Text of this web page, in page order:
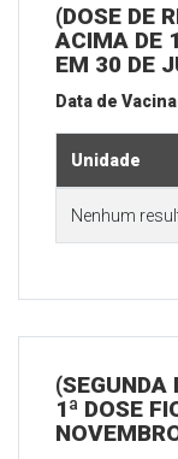
(DOSE DE
ACIMA DE
EM 30 DE
Data de
Unidade
Nenhum
(SEGUNDA
1ª DOSE